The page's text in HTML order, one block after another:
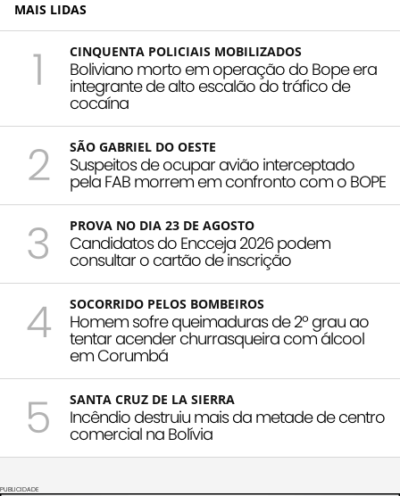
MAIS LIDAS
1 CINQUENTA POLICIAIS MOBILIZADOS
Boliviano morto em operação do Bope era
integrante de alto escalão do tráfico de
cocaína
2 SÃO GABRIEL DO OESTE
Suspeitos de ocupar avião interceptado
pela FAB morrem em confronto com o BOPE
3 PROVA NO DIA 23 DE AGOSTO
Candidatos do Encceja 2026 podem
consultar o cartão de inscrição
4 SOCORRIDO PELOS BOMBEIROS
Homem sofre queimaduras de 2º grau ao
tentar acender churrasqueira com álcool
em Corumbá
5 SANTA CRUZ DE LA SIERRA
Incêndio destruiu mais da metade de centro
comercial na Bolívia
PUBLICIDADE